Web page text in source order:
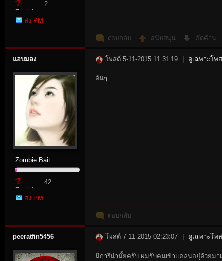
Su
Zombie
Point
2
ส่ง PM
ตอบกลับ สนับสนุน คัดค้าน
แอบมอง
Zombie Bait
Zombie
Point
42
ส่ง PM
โพสต์ 5-11-2015 11:31:19 ดูเฉพาะโพ
ดันๆ
ตอบกลับ
peeratfin5456 โพสต์ 7-11-2015 02:23:07 ดูเฉพาะโพ
มีการีน่ามั้ยครับ ผมรับคนเข้าแคลนอยุ่ด้วยมา